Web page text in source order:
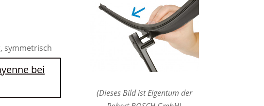
symmetrisch
bei
(Dieses Bild ist Eigentum der